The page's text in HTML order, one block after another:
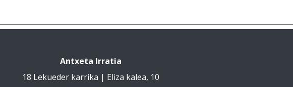
Antxeta Irratia
18 Lekueder karrika | Eliza kalea, 10